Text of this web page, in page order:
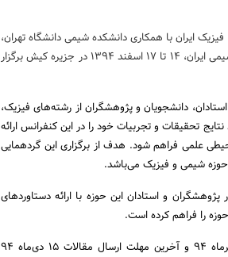
ایران با همکاری دانشکده شیمی دانشگاه تهران،
دانشکده شیمی دانشگاه صنعتی خواجه نصیرالدین طوسی و انجمن شیمی ایران، 14 تا 17 اسفند 1394 در جزیره کیش برگزار‌
دانشجویان و پژوهشگران از رشته‌های فیزیک،
تحقیقات و تجربیات خود را در این کنفرانس ارائه
علمی فراهم شود. هدف از برگزاری این گردهمایی
شیمی و فیزیک می‌باشد.
و استادان این حوزه با ارائه دستاوردهای
را فراهم کرده است.
گفتنی است که شروع ثبت‌نام جهت شرکت در کنفرانس از 20 مهرماه 94 و آخرین مهلت ارسال مقالات 15 دی‌ماه 94